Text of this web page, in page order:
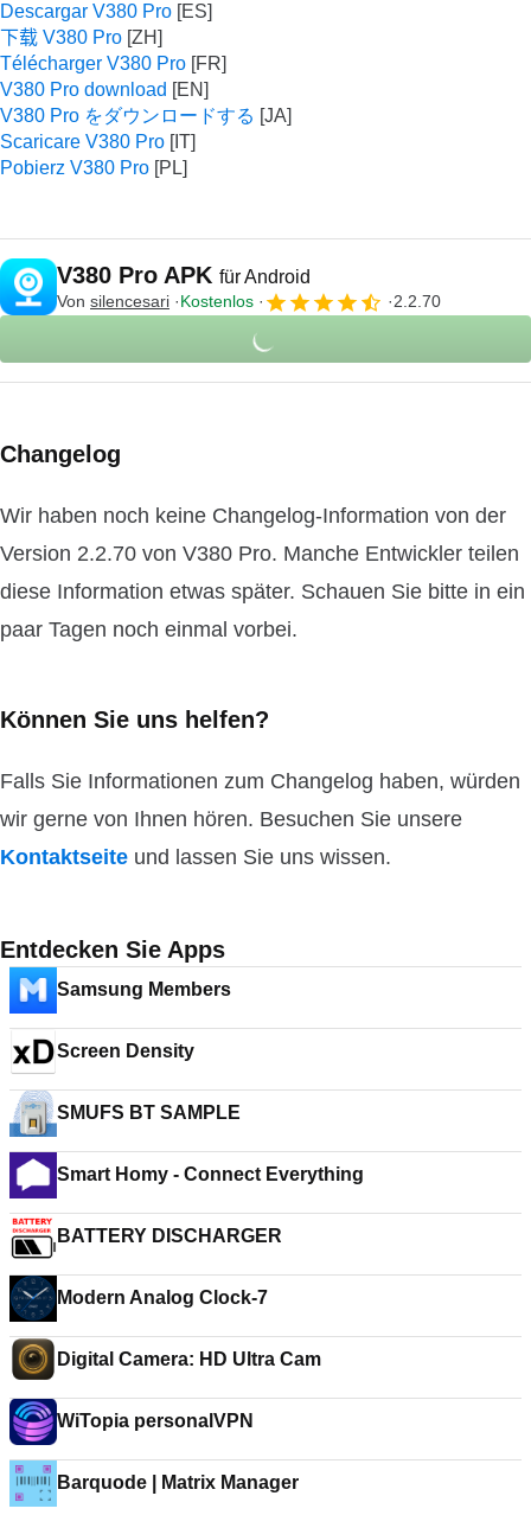
Descargar V380 Pro
下载 V380 Pro
Télécharger V380 Pro
V380 Pro download
V380 Pro をダウンロードする
Scaricare V380 Pro
Pobierz V380 Pro
V380 Pro APK für Android
Von silencesari Kostenlos 2.2.70
Changelog
Wir haben noch keine Changelog-Information von der
Version 2.2.70 von V380 Pro. Manche Entwickler teilen
diese Information etwas später. Schauen Sie bitte in ein
paar Tagen noch einmal vorbei.
Können Sie uns helfen?
Falls Sie Informationen zum Changelog haben, würden
wir gerne von Ihnen hören. Besuchen Sie unsere
Kontaktseite und lassen Sie uns wissen.
Entdecken Sie Apps
Samsung Members
Screen Density
SMUFS BT SAMPLE
Smart Homy - Connect Everything
BATTERY DISCHARGER
Modern Analog Clock-7
Digital Camera: HD Ultra Cam
WiTopia personalVPN
Barquode | Matrix Manager